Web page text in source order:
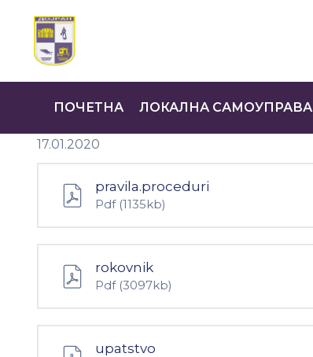
ПОЧЕТНА ЛОКАЛНА САМОУПРАВА
17.01.2020
pravila.proceduri
Pdf (1135kb)
rokovnik
Pdf (3097kb)
upatstvo